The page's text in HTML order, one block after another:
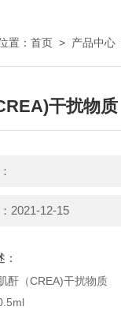
置： 首页 > 产品中心
干扰物质
2021-12-15
酐（CREA)干扰物质